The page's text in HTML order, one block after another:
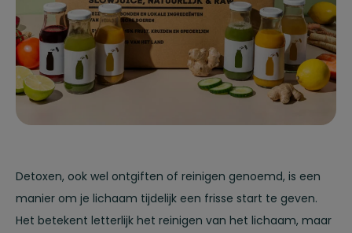
Detoxen, ook wel ontgiften of reinigen genoemd, is een
manier om je lichaam tijdelijk een frisse start te geven.
Het betekent letterlijk het reinigen van het lichaam, maar